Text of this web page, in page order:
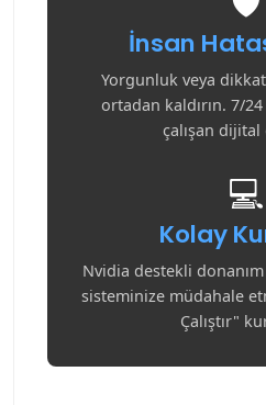
İnsan
Yorgunluk veya
ortadan kaldırın. 7/
çalışan
💻
Kolay
Nvidia destekli
sisteminize müdahale
Çalıştır"